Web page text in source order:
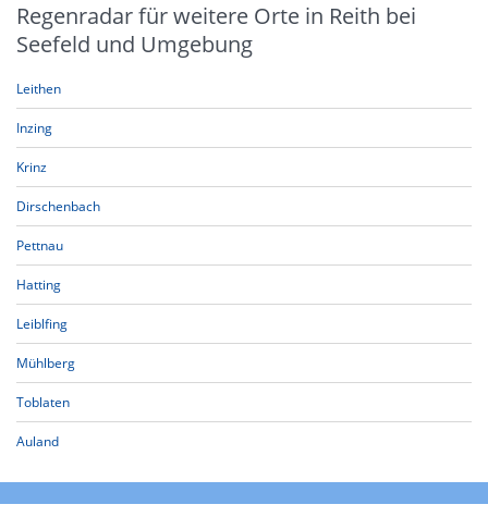
Regenradar für weitere Orte in Reith bei
Seefeld und Umgebung
Leithen
Inzing
Krinz
Dirschenbach
Pettnau
Hatting
Leiblfing
Mühlberg
Toblaten
Auland